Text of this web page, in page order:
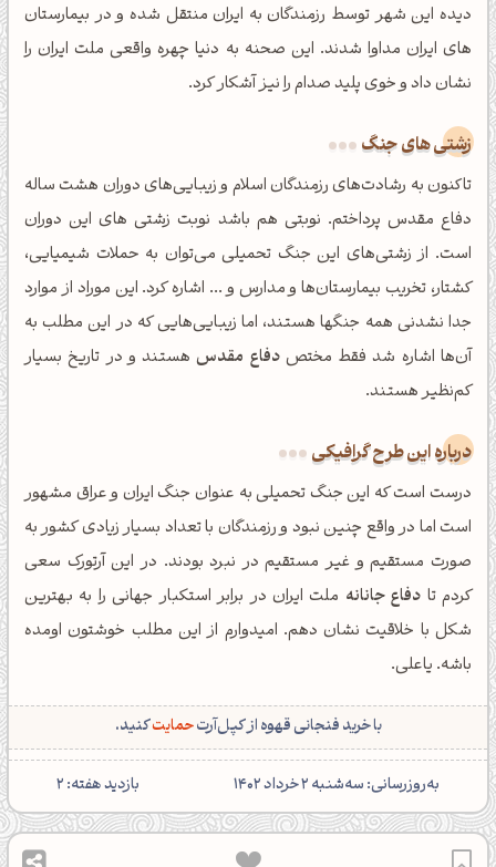
دیده این شهر توسط رزمندگان به ایران منتقل شده و در بیمارستان
های ایران مداوا شدند. این صحنه به دنیا چهره واقعی ملت ایران را
نشان داد و خوی پلید صدام را نیز آشکار کرد.
زشتی های جنگ
تاکنون به رشادت‌های رزمندگان اسلام و زیبایی‌های دوران هشت ساله
دفاع مقدس پرداختم. نوبتی هم باشد نوبت زشتی های این دوران
است. از زشتی‌های این جنگ تحمیلی می‌توان به حملات شیمیایی،
کشتار، تخریب بیمارستان‌ها و مدارس و ... اشاره کرد. این موراد از موارد
جدا نشدنی همه جنگها هستند، اما زیبایی‌هایی که در این مطلب به
آن‌ها اشاره شد فقط مختصدفاع مقدسهستند و در تاریخ بسیار
کم‌نظیر هستند.
درباره این طرح گرافیکی
درست است که این جنگ تحمیلی به عنوان جنگ ایران و عراق مشهور
است اما در واقع چنین نبود و رزمندگان با تعداد بسیار زیادی کشور به
صورت مستقیم و غیر مستقیم در نبرد بودند. در این آرتورک سعی
کردم تا دفاع جانانه ملت ایران در برابر استکبار جهانی را به بهترین
شکل با خلاقیت نشان دهم. امیدوارم از این مطلب خوشتون اومده
باشه. یاعلی.
با خرید فنجانی قهوه از کپل‌آرتحمایتکنید.
‌به‌روزرسانی: سه‌شنبه 2 خرداد 1402 بازدید هفته: 2